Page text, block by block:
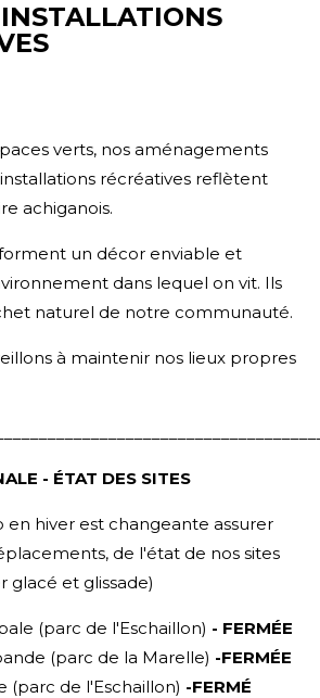
verts, nos aménagements
récréatives reflètent
achiganois.
un décor enviable et
dans lequel on vit. Ils
naturel de notre communauté.
à maintenir nos lieux propres
- ÉTAT DES SITES
hiver est changeante assurer
de l'état de nos sites
glacé et glissade)
(parc de l'Eschaillon) - FERMÉE
(parc de la Marelle) -FERMÉE
(parc de l'Eschaillon) -FERMÉ